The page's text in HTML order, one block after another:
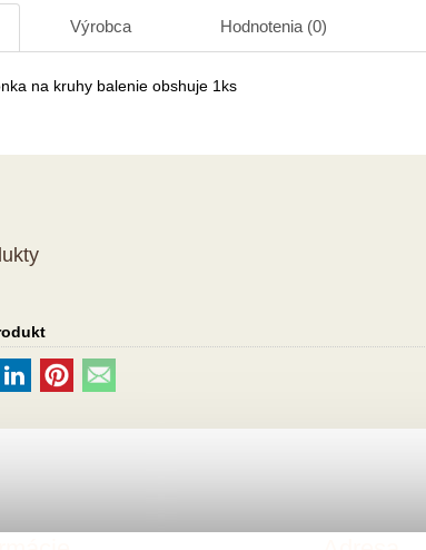
Výrobca Hodnotenia (0)
na kruhy balenie obshuje 1ks